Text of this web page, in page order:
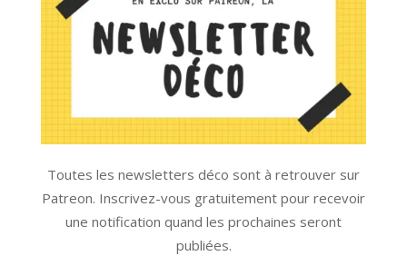
Toutes les newsletters déco sont à retrouver sur
Patreon. Inscrivez-vous gratuitement pour recevoir
une notification quand les prochaines seront
publiées.